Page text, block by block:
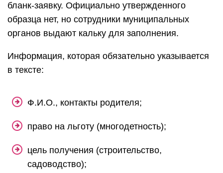
бланк-заявку. Официально утвержденного
образца нет, но сотрудники муниципальных
органов выдают кальку для заполнения.
Информация, которая обязательно указывается
в тексте:
Ф.И.О., контакты родителя;
право на льготу (многодетность);
цель получения (строительство,
садоводство);